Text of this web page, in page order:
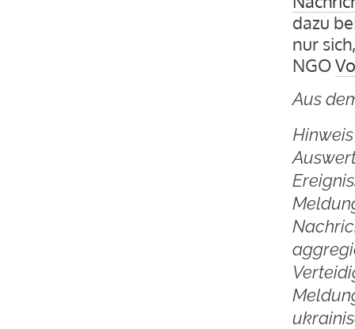
dazu
nur
NGO
Aus